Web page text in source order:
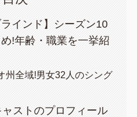
ラインド】シーズン10
!年齢・職業を一挙紹
州全域!男女32人のシング
ストのプロフィール